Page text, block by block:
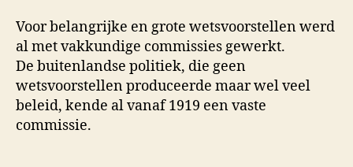
Voor belangrijke en grote wetsvoorstellen werd
al met vakkundige commissies gewerkt.
De buitenlandse politiek, die geen
wetsvoorstellen produceerde maar wel veel
beleid, kende al vanaf 1919 een vaste
commissie.